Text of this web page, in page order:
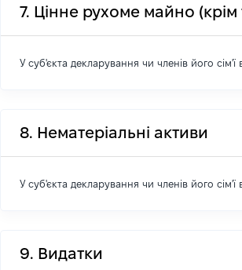
7. Цінне рухоме майно
У суб'єкта декларування чи членів його сім'ї
8. Нематеріальні активи
У суб'єкта декларування чи членів його сім'ї
9. Видатки